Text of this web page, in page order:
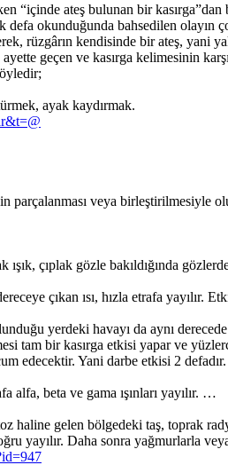
“içinde ateş bulunan bir
okunduğunda bahsedilen olayın
rüzgârın kendisinde bir ateş, yani
geçen ve kasırga kelimesinin
ayak kaydırmak.
veya birleştirilmesiyle
çıplak gözle bakıldığında
çıkan ısı, hızla etrafa
yerdeki havayı da aynı
tam bir kasırga etkisi yapar ve
edecektir. Yani darbe etkisi 2 defadır.
alfa, beta ve gama ışınları yayılır. …
haline gelen bölgedeki taş, toprak
yayılır. Daha sonra yağmurlarla